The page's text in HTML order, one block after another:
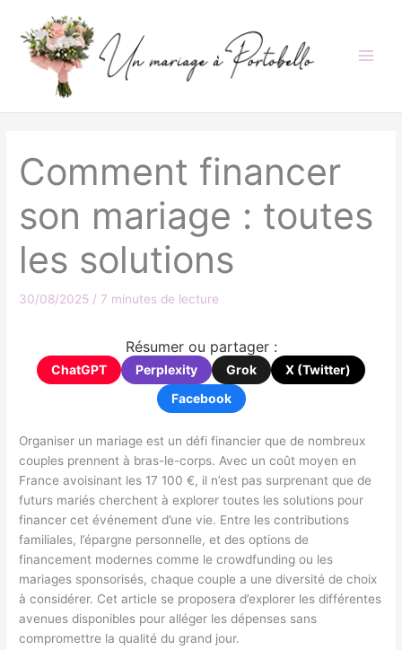
contenu
Comment financer
son mariage : toutes
les solutions
30/08/2025 /7 minutes de lecture
Résumer ou partager :
ChatGPT Perplexity Grok
X (Twitter)
Facebook
Organiser un mariage est un défi financier que de nombreux
couples prennent à bras-le-corps. Avec un coût moyen en
France avoisinant les 17 100 €, il n’est pas surprenant que de
futurs mariés cherchent à explorer toutes les solutions pour
financer cet événement d’une vie. Entre les contributions
familiales, l’épargne personnelle, et des options de
financement modernes comme le crowdfunding ou les
mariages sponsorisés, chaque couple a une diversité de choix
à considérer. Cet article se proposera d’explorer les différentes
avenues disponibles pour alléger les dépenses sans
compromettre la qualité du grand jour.